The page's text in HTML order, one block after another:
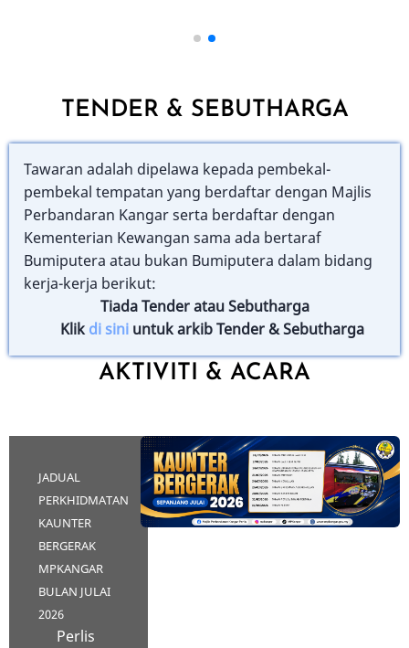
TENDER & SEBUTHARGA
Tawaran adalah dipelawa kepada pembekal-
pembekal tempatan yang berdaftar dengan Majlis
Perbandaran Kangar serta berdaftar dengan
Kementerian Kewangan sama ada bertaraf
Bumiputera atau bukan Bumiputera dalam bidang
kerja-kerja berikut:
Tiada Tender atau Sebutharga
Klik di sini untuk arkib Tender & Sebutharga
AKTIVITI & ACARA
JADUAL
PERKHIDMATAN
KAUNTER
BERGERAK
MPKANGAR
BULAN JULAI
2026
Perlis